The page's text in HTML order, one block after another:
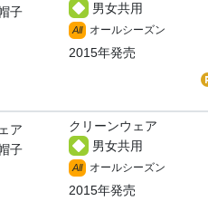
子
男女共用
All オールシーズン
2015年発売
ア
子
クリーンウェア
男女共用
All オールシーズン
2015年発売